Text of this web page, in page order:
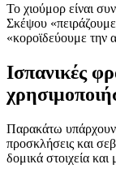
Το χιούμορ είναι
Σκέψου
«κοροϊδεύουμε την
Ισπανικές
Παρακάτω υπάρχουν
προσκλήσεις και
δομικά στοιχεία